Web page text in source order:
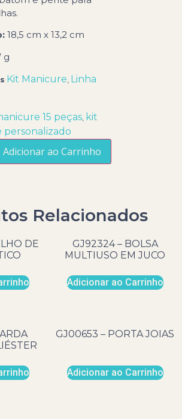
18,5 cm x 13,2 cm
g
Kit Manicure Linha
15 peças kit
personalizado
Adicionar ao Carrinho
Relacionados
DE
GJ92324 – BOLSA
MULTIUSO EM JUCO
Adicionar ao Carrinho
GJ00653 – PORTA JOIAS
Adicionar ao Carrinho